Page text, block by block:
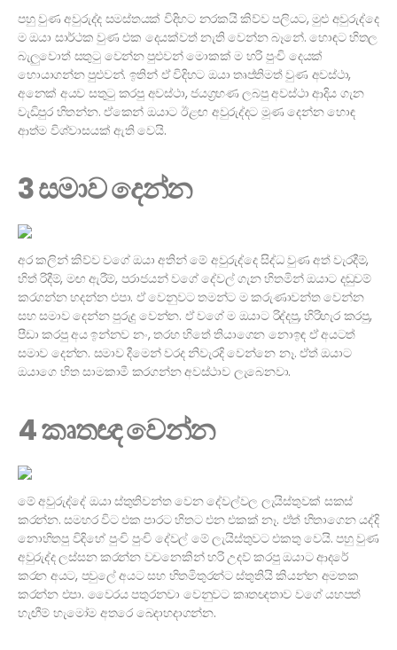
පහු වුණ අවුරුද්ද සමස්තයක් විදිහට නරකයි කිව්ව පලියට, මුළු අවුරුද්දෙ
ම ඔයා සාර්ථක වුණ එක දෙයක්වත් නැති වෙන්න බෑනේ. හොඳට හිතල
බැලුවොත් සතුටු වෙන්න පුළුවන් මොකක් ම හරි පුංචි දෙයක්
හොයාගන්න පුළුවන්. ඉතින් ඒ විදිහට ඔයා තෘප්තිමත් වුණ අවස්ථා,
අනෙක් අයව සතුටු කරපු අවස්ථා, ජයග්‍රහණ ලබපු අවස්ථා ආදිය ගැන
වැඩිපුර හිතන්න. ඒකෙන් ඔයාට ඊළඟ අවුරුද්දට මූණ දෙන්න හොඳ
ආත්ම විශ්වාසයක් ඇති වෙයි.
3 සමාව දෙන්න
අර කලින් කිව්ව වගේ ඔයා අතින් මේ අවුරුද්දෙ සිද්ධ වුණ අත් වැරදීම්,
හිත් රිදීම්, මඟ ඇරීම්, පරාජයන් වගේ දේවල් ගැන හිතමින් ඔයාට දඬුවම්
කරගන්න හදන්න එපා. ඒ වෙනුවට තමන්ට ම කරුණාවන්ත වෙන්න
සහ සමාව දෙන්න පුරුදු වෙන්න. ඒ වගේ ම ඔයාට රිද්දපු, හිරිහැර කරපු,
පීඩා කරපු අය ඉන්නව නං, තරහ හිතේ තියාගෙන නොඉඳ ඒ අයටත්
සමාව දෙන්න. සමාව දීමෙන් වරද නිවැරදි වෙන්නෙ නෑ. ඒත් ඔයාට
ඔයාගෙ හිත සාමකාමී කරගන්න අවස්ථාව ලැබෙනවා.
4 කෘතඥ වෙන්න
මේ අවුරුද්දේ ඔයා ස්තුතිවන්ත වෙන දේවල්වල ලැයිස්තුවක් සකස්
කරන්න. සමහර විට එක පාරට හිතට එන එකක් නෑ. ඒත් හිතාගෙන යද්දි
නොහිතපු විදිහේ පුංචි පුංචි දේවල් මේ ලැයිස්තුවට එකතු වෙයි. පහු වුණ
අවුරුද්ද ලස්සන කරන්න වචනෙකින් හරි උදව් කරපු ඔයාට ආදරේ
කරන අයට, පවුලේ අයට සහ හිතමිතුරන්ට ස්තුතියි කියන්න අමතක
කරන්න එපා. වෛරය පතුරනවා වෙනුවට කෘතඥතාව වගේ යහපත්
හැඟීම් හැමෝම අතරෙ බෙදාහදාගන්න.